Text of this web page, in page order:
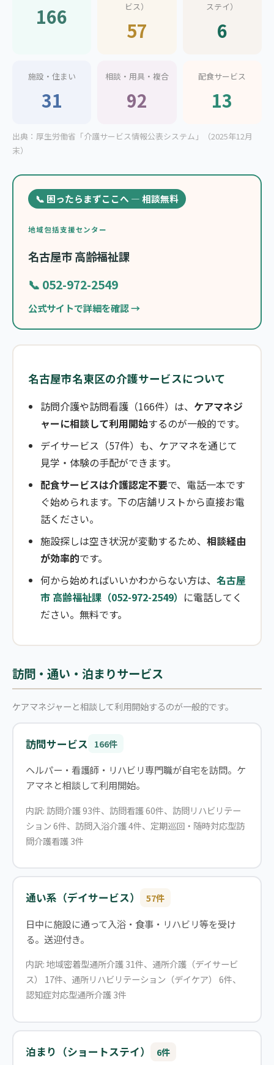
166
ビス）
57
ステイ）
6
施設・住まい
31
相談・用具・複合
92
配食サービス
13
出典：厚生労働省「介護サービス情報公表システム」（2025年12月
末）
📞 困ったらまずここへ — 相談無料
地域包括支援センター
名古屋市 高齢福祉課
📞 052-972-2549
公式サイトで詳細を確認 →
名古屋市名東区の介護サービスについて
訪問介護や訪問看護（166件）は、 ケアマネジ
ャーに相談して利用開始するのが一般的です。
デイサービス（57件）も、ケアマネを通じて
見学・体験の手配ができます。
配食サービスは介護認定不要で、電話一本です
ぐ始められます。下の店舗リストから直接お電
話ください。
施設探しは空き状況が変動するため、 相談経由
が効率的です。
何から始めればいいかわからない方は、 名古屋
市 高齢福祉課（052-972-2549） に電話してく
ださい。無料です。
訪問・通い・泊まりサービス
ケアマネジャーと相談して利用開始するのが一般的です。
訪問サービス 166件
ヘルパー・看護師・リハビリ専門職が自宅を訪問。ケ
アマネと相談して利用開始。
内訳: 訪問介護 93件、訪問看護 60件、訪問リハビリテー
ション 6件、訪問入浴介護 4件、定期巡回・随時対応型訪
問介護看護 3件
通い系（デイサービス） 57件
日中に施設に通って入浴・食事・リハビリ等を受け
る。送迎付き。
内訳: 地域密着型通所介護 31件、通所介護（デイサービ
ス） 17件、通所リハビリテーション（デイケア） 6件、
認知症対応型通所介護 3件
泊まり（ショートステイ） 6件